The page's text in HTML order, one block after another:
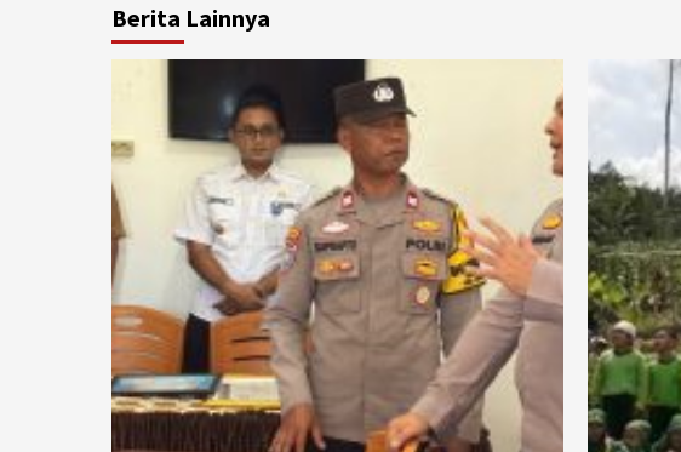
Berita Lainnya